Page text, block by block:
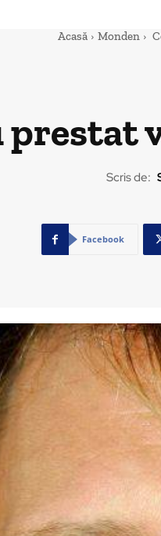
Acasă Monden
prestat
Scris de:
Facebook